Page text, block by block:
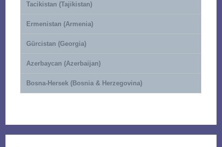
Tacikistan (Tajikistan)
Ermenistan (Armenia)
Gürcistan (Georgia)
Azerbaycan (Azerbaijan)
Bosna-Hersek (Bosnia & Herzegovina)